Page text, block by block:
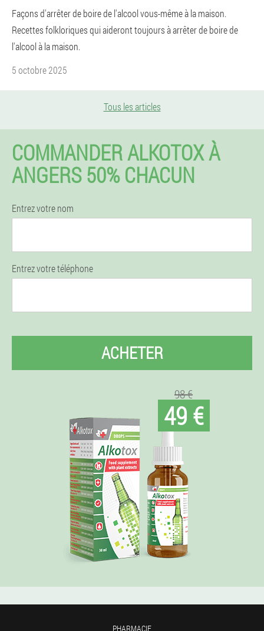
Façons d'arrêter de boire de l'alcool vous-même à la maison.
Recettes folkloriques qui aideront toujours à arrêter de boire de
l'alcool à la maison.
5 octobre 2025
Tous les articles
COMMANDER ALKOTOX À
ANGERS 50% CHACUN
Entrez votre nom
Entrez votre téléphone
ACHETER
98 €
49 €
PHARMACIE